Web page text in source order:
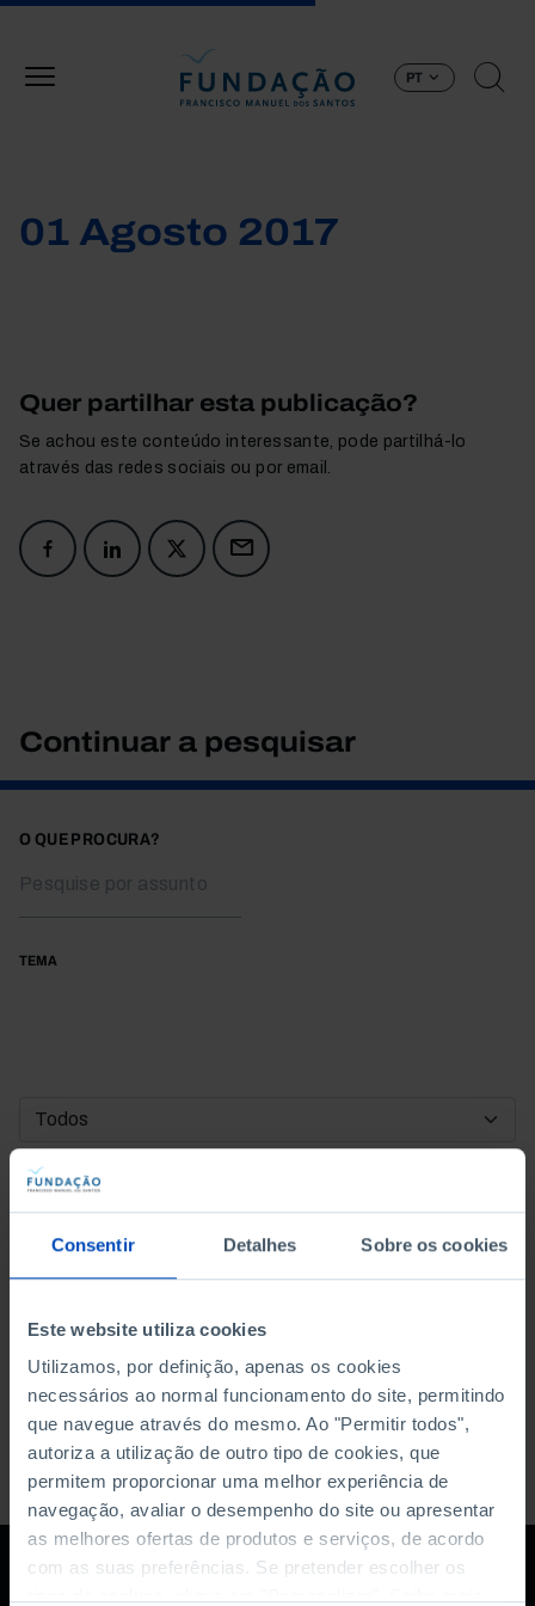
Consentir Detalhes Sobre os cookies
Este website utiliza cookies
Utilizamos, por definição, apenas os cookies
necessários ao normal funcionamento do site, permitindo
que navegue através do mesmo. Ao "Permitir todos",
autoriza a utilização de outro tipo de cookies, que
permitem proporcionar uma melhor experiência de
navegação, avaliar o desempenho do site ou apresentar
as melhores ofertas de produtos e serviços, de acordo
com as suas preferências. Se pretender escolher os
PT
01 Agosto 2017
Quer partilhar esta publicação?
Se achou este conteúdo interessante, pode partilhá-lo
através das redes sociais ou por email.
Continuar a pesquisar
O QUE PROCURA?
TEMA
DATA DE INÍCIO
DATA DE FIM